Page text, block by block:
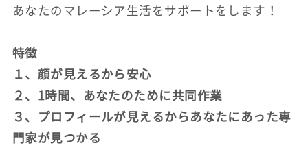
あなたのマレーシア生活をサポートをします！
特徴
１、顔が見えるから安心
２、1時間、あなたのために共同作業
３、プロフィールが見えるからあなたにあった専
門家が見つかる